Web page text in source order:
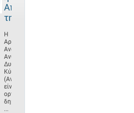
Αποστολή
της
Η
Αρχή
Ανάπτυξης
Ανθρώπινου
Δυναμικού
Κύπρου
(ΑνΑΔ)
είναι
οργανισμός
δημοσίου
...